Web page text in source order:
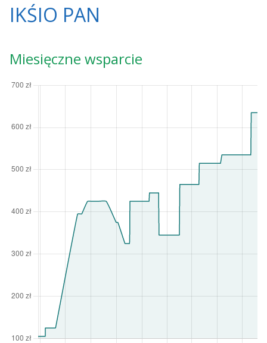
IKŚIO PAN
Miesięczne wsparcie